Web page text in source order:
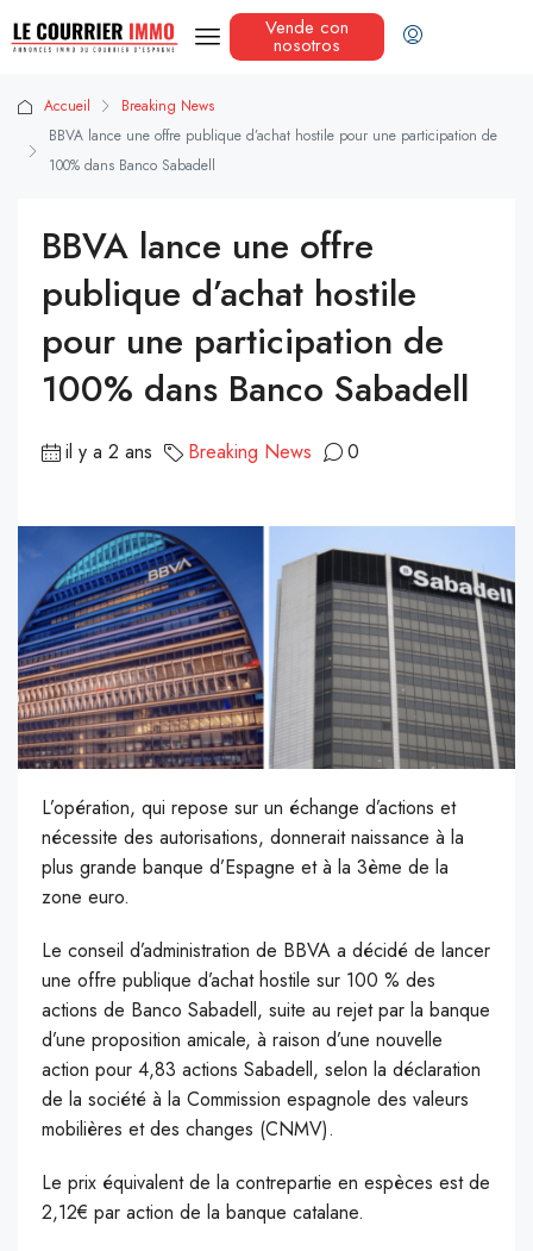
Vende con
nosotros
Accueil
Breaking News
BBVA lance une offre publique d’achat hostile pour une participation de
100% dans Banco Sabadell
BBVA lance une offre
publique d’achat hostile
pour une participation de
100% dans Banco Sabadell
il y a 2 ans Breaking News 0
L’opération, qui repose sur un échange d’actions et
nécessite des autorisations, donnerait naissance à la
plus grande banque d’Espagne et à la 3ème de la
zone euro.
Le conseil d’administration de BBVA a décidé de lancer
une offre publique d’achat hostile sur 100 % des
actions de Banco Sabadell, suite au rejet par la banque
d’une proposition amicale, à raison d’une nouvelle
action pour 4,83 actions Sabadell, selon la déclaration
de la société à la Commission espagnole des valeurs
mobilières et des changes (CNMV).
Le prix équivalent de la contrepartie en espèces est de
2,12€ par action de la banque catalane.